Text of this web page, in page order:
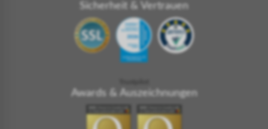
Sicherheit & Vertrauen
Awards & Auszeichnungen